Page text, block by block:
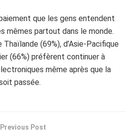
que les gens entendent
mêmes partout dans le monde.
(69%), d’Asie-Pacifique
(66%) préfèrent continuer à
même après que la
passée.
Previous Post